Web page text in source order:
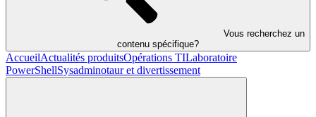
Vous recherchez un
contenu spécifique?
AccueilActualités produitsOpérations TILaboratoire
PowerShellSysadminotaur et divertissement